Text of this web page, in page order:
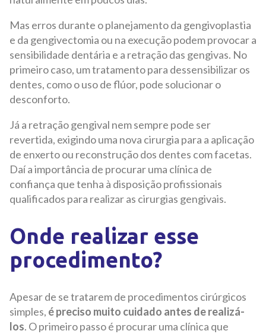
Mas erros durante o planejamento da gengivoplastia
e da gengivectomia ou na execução podem provocar a
sensibilidade dentária e a retração das gengivas. No
primeiro caso, um tratamento para dessensibilizar os
dentes, como o uso de flúor, pode solucionar o
desconforto.
Já a retração gengival nem sempre pode ser
revertida, exigindo uma nova cirurgia para a aplicação
de enxerto ou reconstrução dos dentes com facetas.
Daí a importância de procurar uma clínica de
confiança que tenha à disposição profissionais
qualificados para realizar as cirurgias gengivais.
Onde realizar esse
procedimento?
Apesar de se tratarem de procedimentos cirúrgicos
simples, é preciso muito cuidado antes de realizá-
los. O primeiro passo é procurar uma clínica que